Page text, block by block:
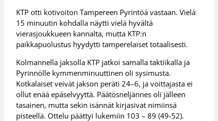
KTP otti kotivoiton Tampereen Pyrintöä vastaan. Vielä
15 minuutin kohdalla näytti vielä hyvältä
vierasjoukkueen kannalta, mutta KTP:n
paikkapuolustus hyydytti tamperelaiset totaalisesti.
Kolmannella jaksolla KTP jatkoi samalla taktiikalla ja
Pyrinnölle kymmenminuuttinen oli sysimusta.
Kotkalaiset veivät jakson peräti 24–6, ja voittajasta ei
ollut enää epäselvyyttä. Päätösneljännes oli jälleen
tasainen, mutta sekin isännät kirjasivat nimiinsä
pisteellä. Ottelu päättyi lukemiin 103 – 89 (49-52).